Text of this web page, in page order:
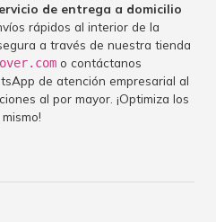
de entrega a domicilio
rápidos al interior de la
a través de nuestra tienda
o contáctanos
de atención empresarial al
al por mayor. ¡Optimiza los